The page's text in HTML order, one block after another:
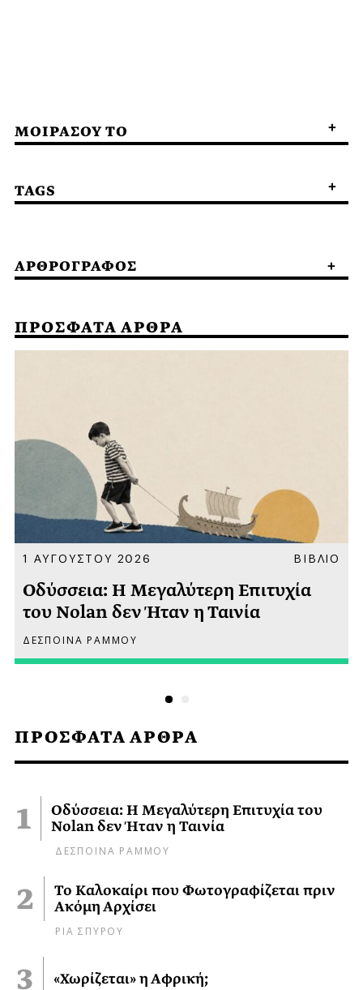
ΠΡΟΣΦΑΤΑ ΑΡΘΡΑ
Οδύσσεια: Η Μεγαλύτερη Επιτυχία του
Nolan δεν Ήταν η Ταινία
ΔΕΣΠΟΙΝΑ ΡΑΜΜΟΥ
Το Καλοκαίρι που Φωτογραφίζεται πριν
Ακόμη Αρχίσει
ΡΙΑ ΣΠΥΡΟΥ
«Χωρίζεται» η Αφρική;
ΜΟΙΡΑΣΟΥ ΤΟ
TAGS
ΑΡΘΡΟΓΡΑΦΟΣ
ΠΡΟΣΦΑΤΑ ΑΡΘΡΑ
1 ΑΥΓΟΥΣΤΟΥ 2026 ΒΙΒΛΙΟ
Οδύσσεια: Η Μεγαλύτερη Επιτυχία
του Nolan δεν Ήταν η Ταινία
ΔΕΣΠΟΙΝΑ ΡΑΜΜΟΥ